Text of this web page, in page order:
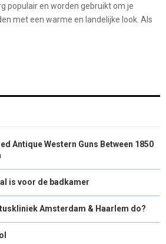
populair en worden gebruikt om je
met een warme en landelijke look. Als
Antique Western Guns Between 1850
is voor de badkamer
Amsterdam & Haarlem do?